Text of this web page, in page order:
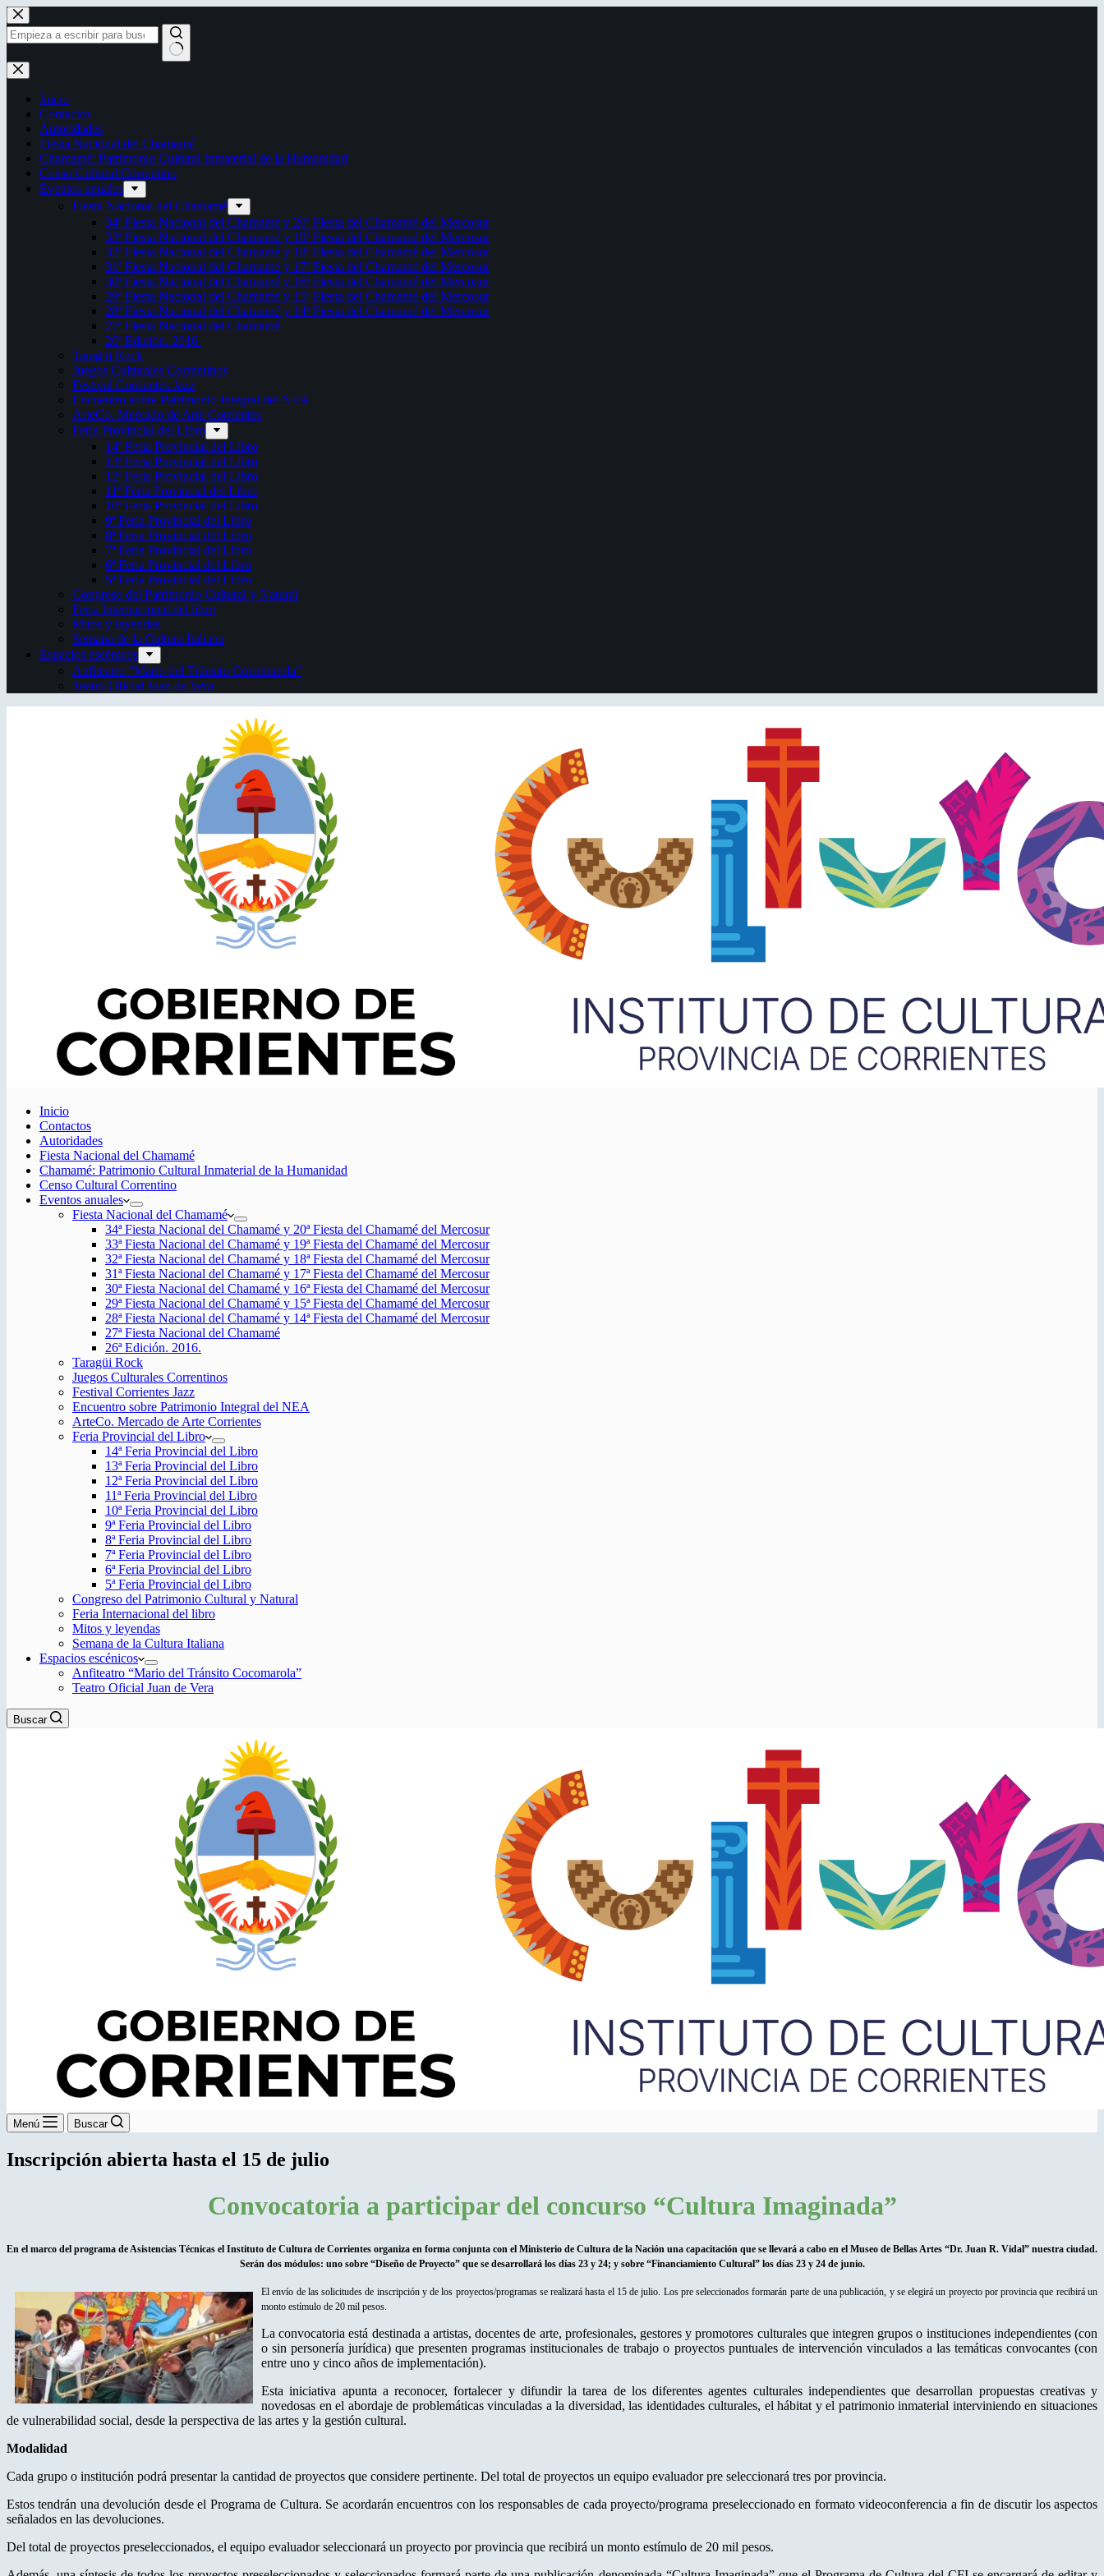
Saltar
al
contenido
Sin
resultados
Inicio
Contactos
Autoridades
Fiesta Nacional del Chamamé
Chamamé: Patrimonio Cultural Inmaterial de la Humanidad
Censo Cultural Correntino
Eventos anuales
Fiesta Nacional del Chamamé
34ª Fiesta Nacional del Chamamé y 20ª Fiesta del Chamamé del Mercosur
33ª Fiesta Nacional del Chamamé y 19ª Fiesta del Chamamé del Mercosur
32ª Fiesta Nacional del Chamamé y 18ª Fiesta del Chamamé del Mercosur
31ª Fiesta Nacional del Chamamé y 17ª Fiesta del Chamamé del Mercosur
30ª Fiesta Nacional del Chamamé y 16ª Fiesta del Chamamé del Mercosur
29ª Fiesta Nacional del Chamamé y 15ª Fiesta del Chamamé del Mercosur
28ª Fiesta Nacional del Chamamé y 14ª Fiesta del Chamamé del Mercosur
27ª Fiesta Nacional del Chamamé
26ª Edición. 2016.
Taragüi Rock
Juegos Culturales Correntinos
Festival Corrientes Jazz
Encuentro sobre Patrimonio Integral del NEA
ArteCo. Mercado de Arte Corrientes
Feria Provincial del Libro
14ª Feria Provincial del Libro
13ª Feria Provincial del Libro
12ª Feria Provincial del Libro
11ª Feria Provincial del Libro
10ª Feria Provincial del Libro
9ª Feria Provincial del Libro
8ª Feria Provincial del Libro
7ª Feria Provincial del Libro
6ª Feria Provincial del Libro
5ª Feria Provincial del Libro
Congreso del Patrimonio Cultural y Natural
Feria Internacional del libro
Mitos y leyendas
Semana de la Cultura Italiana
Espacios escénicos
Anfiteatro “Mario del Tránsito Cocomarola”
Teatro Oficial Juan de Vera
Inicio
Contactos
Autoridades
Fiesta Nacional del Chamamé
Chamamé: Patrimonio Cultural Inmaterial de la Humanidad
Censo Cultural Correntino
Eventos anuales
Fiesta Nacional del Chamamé
34ª Fiesta Nacional del Chamamé y 20ª Fiesta del Chamamé del Mercosur
33ª Fiesta Nacional del Chamamé y 19ª Fiesta del Chamamé del Mercosur
32ª Fiesta Nacional del Chamamé y 18ª Fiesta del Chamamé del Mercosur
31ª Fiesta Nacional del Chamamé y 17ª Fiesta del Chamamé del Mercosur
30ª Fiesta Nacional del Chamamé y 16ª Fiesta del Chamamé del Mercosur
29ª Fiesta Nacional del Chamamé y 15ª Fiesta del Chamamé del Mercosur
28ª Fiesta Nacional del Chamamé y 14ª Fiesta del Chamamé del Mercosur
27ª Fiesta Nacional del Chamamé
26ª Edición. 2016.
Taragüi Rock
Juegos Culturales Correntinos
Festival Corrientes Jazz
Encuentro sobre Patrimonio Integral del NEA
ArteCo. Mercado de Arte Corrientes
Feria Provincial del Libro
14ª Feria Provincial del Libro
13ª Feria Provincial del Libro
12ª Feria Provincial del Libro
11ª Feria Provincial del Libro
10ª Feria Provincial del Libro
9ª Feria Provincial del Libro
8ª Feria Provincial del Libro
7ª Feria Provincial del Libro
6ª Feria Provincial del Libro
5ª Feria Provincial del Libro
Congreso del Patrimonio Cultural y Natural
Feria Internacional del libro
Mitos y leyendas
Semana de la Cultura Italiana
Espacios escénicos
Anfiteatro “Mario del Tránsito Cocomarola”
Teatro Oficial Juan de Vera
Buscar
Menú Buscar
Inscripción abierta hasta el 15 de julio
Convocatoria a participar del concurso “Cultura Imaginada”
En el marco del programa de Asistencias Técnicas el Instituto de Cultura de Corrientes organiza en forma conjunta con el Ministerio de Cultura de la Nación una capacitación que se llevará a cabo en el Museo de Bellas Artes “Dr. Juan R. Vidal” nuestra ciudad.
Serán dos módulos: uno sobre “Diseño de Proyecto” que se desarrollará los días 23 y 24; y sobre “Financiamiento Cultural” los días 23 y 24 de junio.
El envío de las solicitudes de inscripción y de los proyectos/programas se realizará hasta el 15 de julio. Los pre seleccionados formarán parte de una publicación, y se elegirá un proyecto por provincia que recibirá un
monto estímulo de 20 mil pesos.
La convocatoria está destinada a artistas, docentes de arte, profesionales, gestores y promotores culturales que integren grupos o instituciones independientes (con
o sin personería jurídica) que presenten programas institucionales de trabajo o proyectos puntuales de intervención vinculados a las temáticas convocantes (con
entre uno y cinco años de implementación).
Esta iniciativa apunta a reconocer, fortalecer y difundir la tarea de los diferentes agentes culturales independientes que desarrollan propuestas creativas y
novedosas en el abordaje de problemáticas vinculadas a la diversidad, las identidades culturales, el hábitat y el patrimonio inmaterial interviniendo en situaciones
de vulnerabilidad social, desde la perspectiva de las artes y la gestión cultural.
Modalidad
Cada grupo o institución podrá presentar la cantidad de proyectos que considere pertinente. Del total de proyectos un equipo evaluador pre seleccionará tres por provincia.
Estos tendrán una devolución desde el Programa de Cultura. Se acordarán encuentros con los responsables de cada proyecto/programa preseleccionado en formato videoconferencia a fin de discutir los aspectos
señalados en las devoluciones.
Del total de proyectos preseleccionados, el equipo evaluador seleccionará un proyecto por provincia que recibirá un monto estímulo de 20 mil pesos.